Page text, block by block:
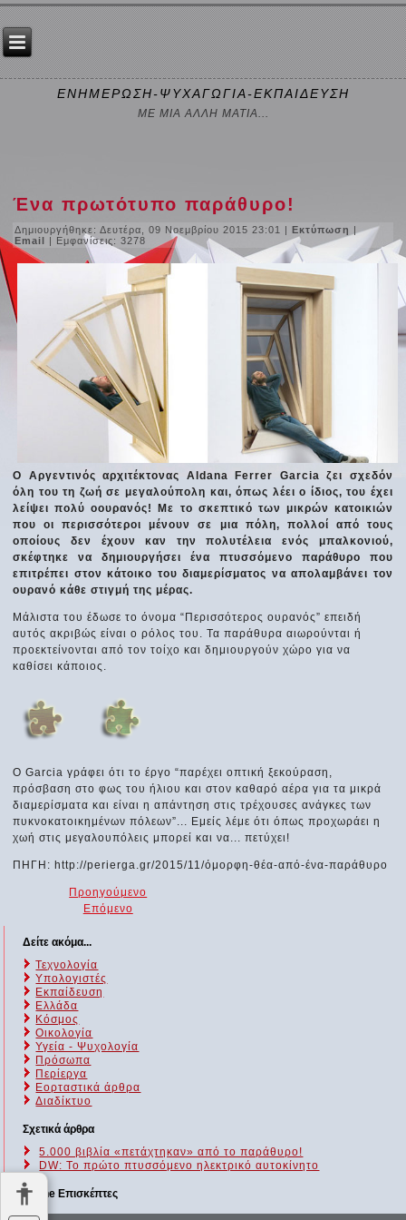
ΕΝΗΜΕΡΩΣΗ-ΨΥΧΑΓΩΓΙΑ-ΕΚΠΑΙΔΕΥΣΗ
ΜΕ ΜΙΑ ΑΛΛΗ ΜΑΤΙΑ...
Ένα πρωτότυπο παράθυρο!
Δημιουργήθηκε: Δευτέρα, 09 Νοεμβρίου 2015 23:01 |Εκτύπωση |
Email | Εμφανίσεις: 3278
Ο Αργεντινός αρχιτέκτονας Aldana Ferrer Garcia ζει σχεδόν
όλη του τη ζωή σε μεγαλούπολη και, όπως λέει ο ίδιος, του έχει
λείψει πολύ οουρανός! Με το σκεπτικό των μικρών κατοικιών
που οι περισσότεροι μένουν σε μια πόλη, πολλοί από τους
οποίους δεν έχουν καν την πολυτέλεια ενός μπαλκονιού,
σκέφτηκε να δημιουργήσει ένα πτυσσόμενο παράθυρο που
επιτρέπει στον κάτοικο του διαμερίσματος να απολαμβάνει τον
ουρανό κάθε στιγμή της μέρας.
Μάλιστα του έδωσε το όνομα “Περισσότερος ουρανός” επειδή
αυτός ακριβώς είναι ο ρόλος του. Τα παράθυρα αιωρούνται ή
προεκτείνονται από τον τοίχο και δημιουργούν χώρο για να
καθίσει κάποιος.
Ο Garcia γράφει ότι το έργο “παρέχει οπτική ξεκούραση,
πρόσβαση στο φως του ήλιου και στον καθαρό αέρα για τα μικρά
διαμερίσματα και είναι η απάντηση στις τρέχουσες ανάγκες των
πυκνοκατοικημένων πόλεων”... Εμείς λέμε ότι όπως προχωράει η
χωή στις μεγαλουπόλεις μπορεί και να... πετύχει!
ΠΗΓΗ: http://perierga.gr/2015/11/όμορφη-θέα-από-ένα-παράθυρο
Προηγούμενο
Επόμενο
Δείτε ακόμα...
Τεχνολογία
Υπολογιστές
Εκπαίδευση
Ελλάδα
Κόσμος
Οικολογία
Υγεία - Ψυχολογία
Πρόσωπα
Περίεργα
Εορταστικά άρθρα
Διαδίκτυο
Σχετικά άρθρα
5.000 βιβλία «πετάχτηκαν» από το παράθυρο!
DW: Το πρώτο πτυσσόμενο ηλεκτρικό αυτοκίνητο
Online Επισκέπτες